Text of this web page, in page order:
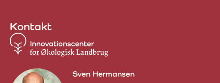
Kontakt
Sven Hermansen